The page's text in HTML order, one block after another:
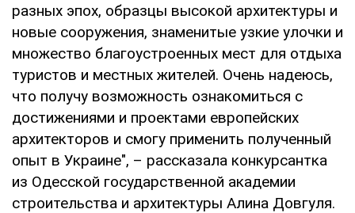
разных эпох, образцы высокой архитектуры и
новые сооружения, знаменитые узкие улочки и
множество благоустроенных мест для отдыха
туристов и местных жителей. Очень надеюсь,
что получу возможность ознакомиться с
достижениями и проектами европейских
архитекторов и смогу применить полученный
опыт в Украине", – рассказала конкурсантка
из Одесской государственной академии
строительства и архитектуры Алина Довгуля.